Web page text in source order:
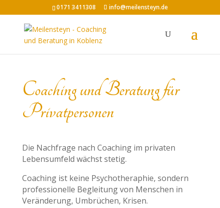
0171 3411308 info@meilensteyn.de
Coaching und Beratung für
Privatpersonen
Die Nachfrage nach Coaching im privaten
Lebensumfeld wächst stetig.
Coaching ist keine Psychotheraphie, sondern
professionelle Begleitung von Menschen in
Veränderung, Umbrüchen, Krisen.